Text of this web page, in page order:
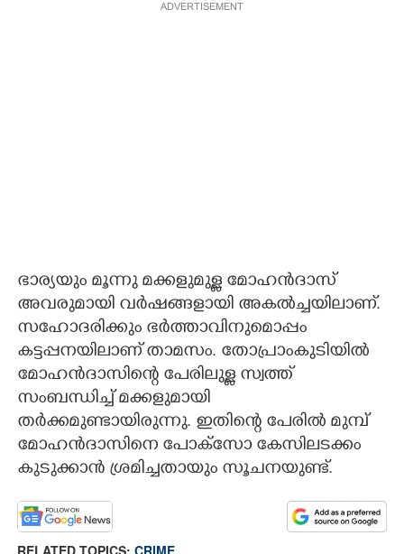
ADVERTISEMENT
ഭാര്യയും മൂന്നു മക്കളുമുള്ള മോഹൻദാസ്
അവരുമായി വർഷങ്ങളായി അകൽച്ചയിലാണ്.
സഹോദരിക്കും ഭർത്താവിനുമൊപ്പം
കട്ടപ്പനയിലാണ് താമസം. തോപ്രാംകുടിയിൽ
മോഹൻദാസിന്റെ പേരിലുള്ള സ്വത്ത്
സംബന്ധിച്ച് മക്കളുമായി
തർക്കമുണ്ടായിരുന്നു. ഇതിന്റെ പേരിൽ മുമ്പ്
മോഹൻദാസിനെ പോക്സോ കേസിലടക്കം
കുടുക്കാൻ ശ്രമിച്ചതായും സൂചനയുണ്ട്.
RELATED TOPICS: CRIME